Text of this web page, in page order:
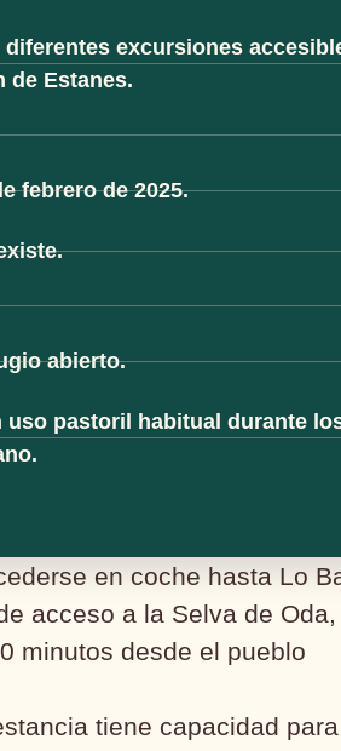
diferentes excursiones
de Estanes.
febrero de 2025.
abierto.
uso pastoril habitual durante
en coche hasta Lo
acceso a la Selva de
minutos desde el pueblo
tiene capacidad